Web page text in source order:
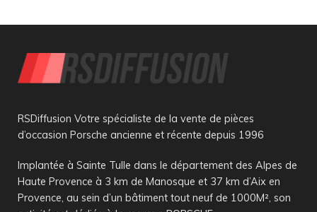
RSDiffusion Votre spécialiste de la vente de pièces
d’occasion Porsche ancienne et récente depuis 1996
Implantée à Sainte Tulle dans le département des Alpes de
Haute Provence à 3 km de Manosque et 37 km d’Aix en
Provence, au sein d’un bâtiment tout neuf de 1000M², son